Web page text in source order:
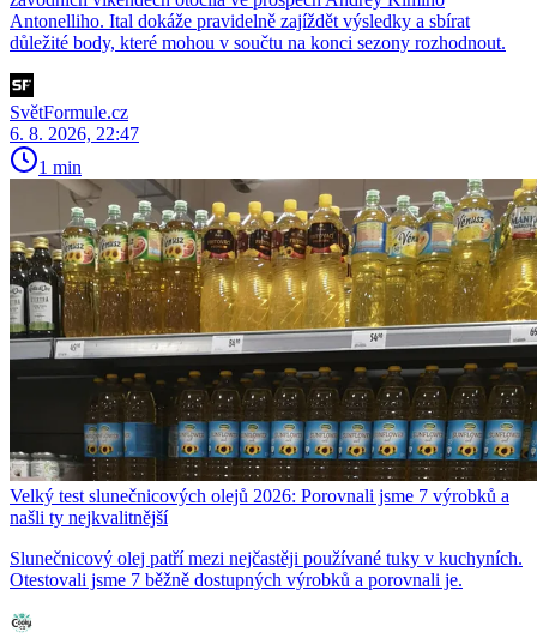
Antonelliho. Ital dokáže pravidelně zajíždět výsledky a sbírat
důležité body, které mohou v součtu na konci sezony rozhodnout.
SvětFormule.cz
6. 8. 2026, 22:47
1 min
Velký test slunečnicových olejů 2026: Porovnali jsme 7 výrobků a
našli ty nejkvalitnější
Slunečnicový olej patří mezi nejčastěji používané tuky v kuchyních.
Otestovali jsme 7 běžně dostupných výrobků a porovnali je.